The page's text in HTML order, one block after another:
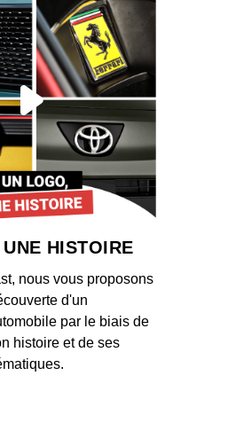
HISTOIRE
nous vous proposons
d'un
par le biais de
histoire et de ses